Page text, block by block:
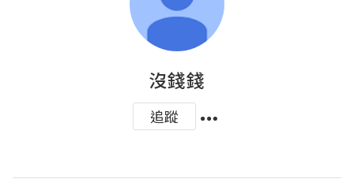
沒錢錢
追蹤